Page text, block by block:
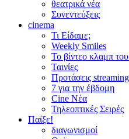
θεατρικά νέα
Συνεντεύξεις
cinema
Τι Είδαμε;
Weekly Smiles
Το βίντεο κλαμπ
Ταινίες
Προτάσεις streaming
7 για την έβδομη
Cine Νέα
Τηλεοπτικές Σειρές
Παίξε!
διαγωνισμοί